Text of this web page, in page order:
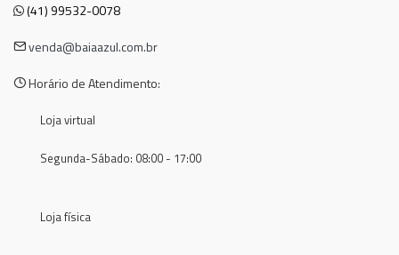
(41) 99532-0078
venda@baiaazul.com.br
Horário de Atendimento:
Loja virtual
Segunda-Sábado: 08:00 - 17:00
Loja física